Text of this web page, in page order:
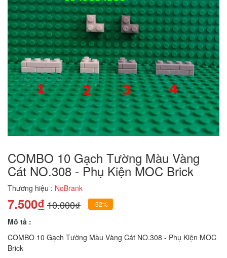
COMBO 10 Gạch Tường Màu Vàng
Cát NO.308 - Phụ Kiện MOC Brick
Thương hiệu : NoBrank
7.500₫10.000₫ -32%
Mô tả :
COMBO 10 Gạch Tường Màu Vàng Cát NO.308 - Phụ Kiện MOC
Brick